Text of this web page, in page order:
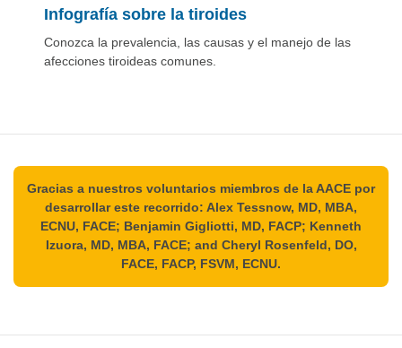
Infografía sobre la tiroides
Conozca la prevalencia, las causas y el manejo de las
afecciones tiroideas comunes.
Gracias a nuestros voluntarios miembros de la AACE por
desarrollar este recorrido: Alex Tessnow, MD, MBA,
ECNU, FACE; Benjamin Gigliotti, MD, FACP; Kenneth
Izuora, MD, MBA, FACE; and Cheryl Rosenfeld, DO,
FACE, FACP, FSVM, ECNU.